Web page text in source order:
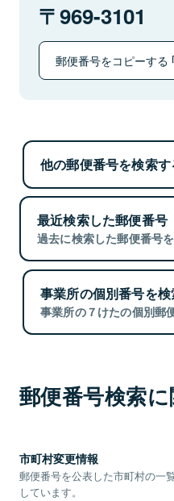
969-3101
郵便番号をコピーする
他の郵便番号を検索す
最近検索した郵便番号
過去に検索した郵便番号
事業所の個別番号を検
事業所の７けたの個別郵
郵便番号検索
市町村変更情報
郵便番号を公表した市町村の一
しています。